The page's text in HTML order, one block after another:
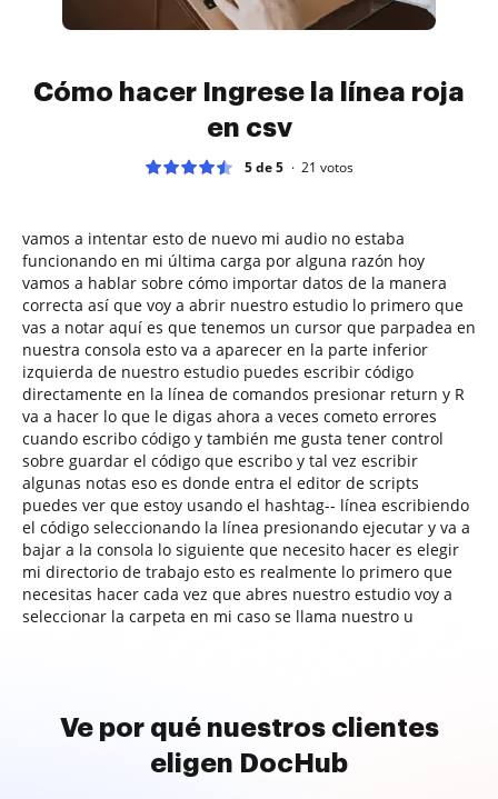
Cómo hacer Ingrese la línea roja
en csv
5 de 5 21 votos
vamos a intentar esto de nuevo mi audio no estaba
funcionando en mi última carga por alguna razón hoy
vamos a hablar sobre cómo importar datos de la manera
correcta así que voy a abrir nuestro estudio lo primero que
vas a notar aquí es que tenemos un cursor que parpadea en
nuestra consola esto va a aparecer en la parte inferior
izquierda de nuestro estudio puedes escribir código
directamente en la línea de comandos presionar return y R
va a hacer lo que le digas ahora a veces cometo errores
cuando escribo código y también me gusta tener control
sobre guardar el código que escribo y tal vez escribir
algunas notas eso es donde entra el editor de scripts
puedes ver que estoy usando el hashtag-- línea escribiendo
el código seleccionando la línea presionando ejecutar y va a
bajar a la consola lo siguiente que necesito hacer es elegir
mi directorio de trabajo esto es realmente lo primero que
necesitas hacer cada vez que abres nuestro estudio voy a
seleccionar la carpeta en mi caso se llama nuestro u
Ve por qué nuestros clientes
eligen DocHub